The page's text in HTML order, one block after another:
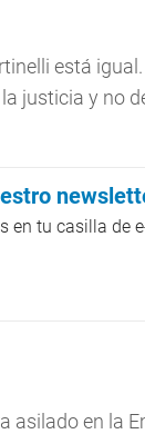
está
justicia y no
en tu casilla de
asilado en la